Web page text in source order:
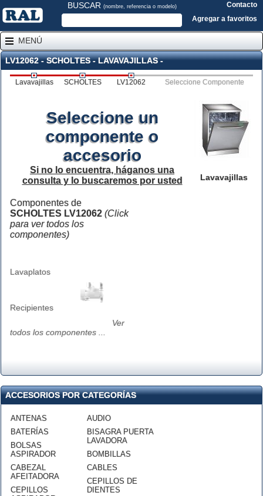
BUSCAR (nombre, referencia o modelo)
Contacto
Agregar a favoritos
MENÚ
LV12062 - SCHOLTES - LAVAVAJILLAS -
Lavavajillas SCHOLTES LV12062 Seleccione Componente
Lavavajillas
Seleccione un
componente o
accesorio
Si no lo encuentra, háganos una
consulta y lo buscaremos por usted
Componentes de
SCHOLTES LV12062 (Click
para ver todos los
componentes)
Lavaplatos
Recipientes
Ver
todos los componentes ...
ACCESORIOS POR CATEGORÍAS
ANTENAS
BATERÍAS
BOLSAS
ASPIRADOR
CABEZAL
AFEITADORA
CEPILLOS
AUDIO
BISAGRA PUERTA
LAVADORA
BOMBILLAS
CABLES
CEPILLOS DE
DIENTES